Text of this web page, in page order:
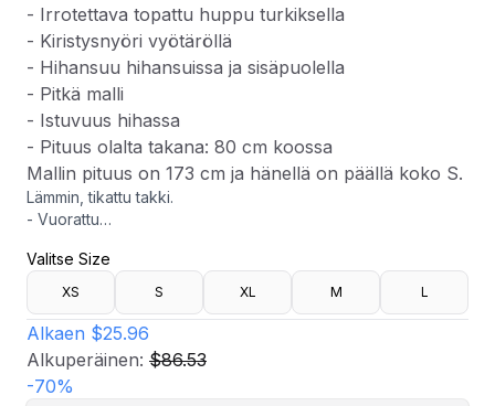
- Irrotettava topattu huppu turkiksella
- Kiristysnyöri vyötäröllä
- Hihansuu hihansuissa ja sisäpuolella
- Pitkä malli
- Istuvuus hihassa
- Pituus olalta takana: 80 cm koossa
Mallin pituus on 173 cm ja hänellä on päällä koko S.
Lämmin, tikattu takki.
- Vuorattu
- Yksi avoin sisätasku
- Kaksi taskua edessä neppareilla
- Kaksi vetoketjutaskua ylhäällä
- Irrotettava topattu huppu turkiksella
- Kiristysnyöri vyötäröllä
- Hihansuu hihansuissa ja sisäpuolella
- Pitkä malli
Valitse Size
XS S XL M L
Alkaen $25.96
Alkuperäinen: $86.53
-70%